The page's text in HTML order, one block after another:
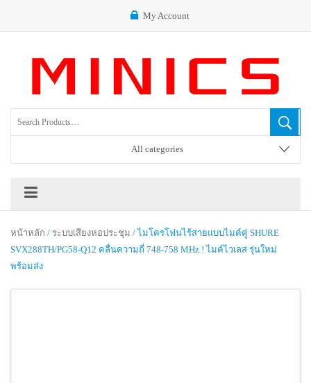
My Account
All categories
หน้าหลัก / ระบบเสียงหอประชุม / ไมโครโฟนไร้สายแบบไมค์คู่ SHURE
SVX288TH/PG58-Q12 คลื่นความถี่ 748-758 MHz ! ไมค์ไวเลส รุ่นใหม่
พร้อมส่ง